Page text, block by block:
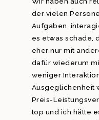
der vielen
Aufgaben,
es etwas schade,
eher nur mit
dafür wiederum
weniger
Ausgeglichenheit
Preis-
top und ich hätte